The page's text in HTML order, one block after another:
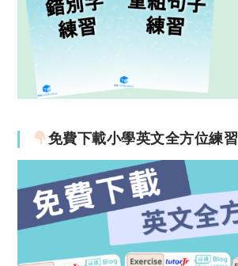
免費下載小學英文全方位練習